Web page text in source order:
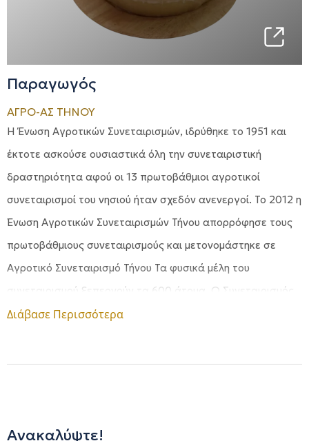
Παραγωγός
ΑΓΡΟ-ΑΣ ΤΗΝΟΥ
H Ένωση Αγροτικών Συνεταιρισμών, ιδρύθηκε το 1951 και
έκτοτε ασκούσε ουσιαστικά όλη την συνεταιριστική
δραστηριότητα αφού οι 13 πρωτοβάθμιοι αγροτικοί
συνεταιρισμοί του νησιού ήταν σχεδόν ανενεργοί. Το 2012 η
Ένωση Αγροτικών Συνεταιρισμών Τήνου απορρόφησε τους
πρωτοβάθμιους συνεταιρισμούς και μετονομάστηκε σε
Αγροτικό Συνεταιρισμό Τήνου Τα φυσικά μέλη του
συνεταιρισμού ξεπερνούν τα 600 άτομα. Ο Συνεταιρισμός
ως συνέχεια της Ένωσης, δραστηριοποιείται παρέχοντας
εργαλεία, μηχανήματα, λιπάσματα, φυτοφάρμακα,
Διάβασε Περισσότερα
Ανακαλύψτε!